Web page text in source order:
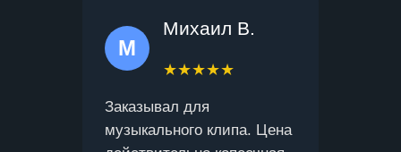
М
Михаил В.
★★★★★
Заказывал для
музыкального клипа. Цена